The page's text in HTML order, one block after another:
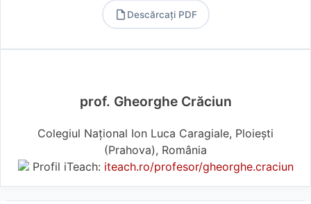
Descărcați PDF
prof. Gheorghe Crăciun
Colegiul Național Ion Luca Caragiale, Ploiești
(Prahova), România
Profil iTeach: iteach.ro/profesor/gheorghe.craciun